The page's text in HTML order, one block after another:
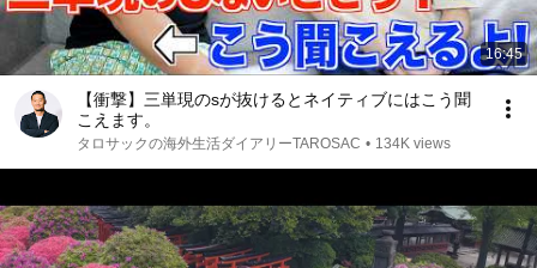
16:45
【衝撃】三単現のsが抜けるとネイティブにはこう聞
こえます。
タロサックの海外生活ダイアリーTAROSAC • 134K views